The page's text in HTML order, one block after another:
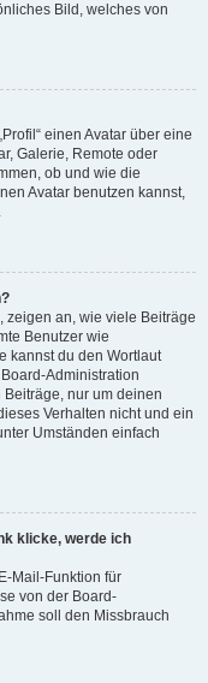
Bild, welches von
einen Avatar über eine
Galerie, Remote oder
ob und wie die
Avatar benutzen kannst,
zeigen an, wie viele Beiträge
Benutzer wie
kannst du den Wortlaut
Administration
nur um deinen
Verhalten nicht und ein
Umständen einfach
klicke, werde ich
Mail-Funktion für
von der Board-
soll den Missbrauch